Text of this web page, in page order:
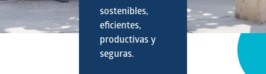
Nuestra sales
son de alta
calidad y
pureza.